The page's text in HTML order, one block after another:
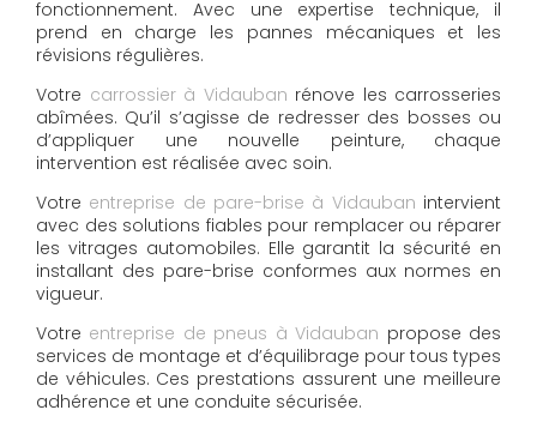
fonctionnement. Avec une expertise technique, il
prend en charge les pannes mécaniques et les
révisions régulières.
Votre carrossier à Vidauban rénove les carrosseries
abîmées. Qu’il s’agisse de redresser des bosses ou
d’appliquer une nouvelle peinture, chaque
intervention est réalisée avec soin.
Votre entreprise de pare-brise à Vidauban intervient
avec des solutions fiables pour remplacer ou réparer
les vitrages automobiles. Elle garantit la sécurité en
installant des pare-brise conformes aux normes en
vigueur.
Votre entreprise de pneus à Vidauban propose des
services de montage et d’équilibrage pour tous types
de véhicules. Ces prestations assurent une meilleure
adhérence et une conduite sécurisée.